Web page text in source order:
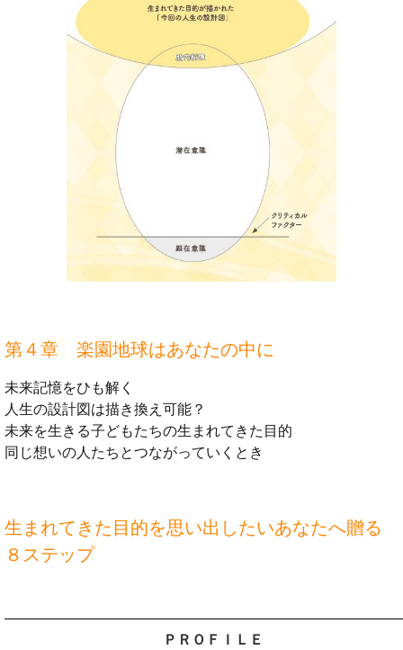
第４章 楽園地球はあなたの中に
未来記憶をひも解く
人生の設計図は描き換え可能？
未来を生きる子どもたちの生まれてきた目的
同じ想いの人たちとつながっていくとき
生まれてきた目的を思い出したいあなたへ贈る
８ステップ
ＰＲＯＦＩＬＥ